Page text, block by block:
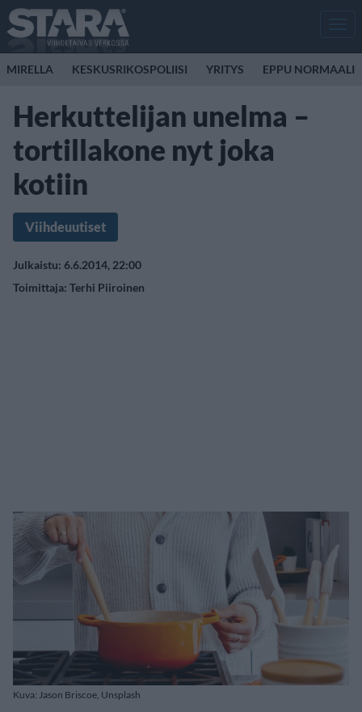
MIRELLA KESKUSRIKOSPOLIISI YRITYS EPPU NORMAALI
Herkuttelijan unelma –
tortillakone nyt joka
kotiin
Viihdeuutiset
Julkaistu: 6.6.2014, 22:00
Toimittaja: Terhi Piiroinen
Kuva: Jason Briscoe, Unsplash